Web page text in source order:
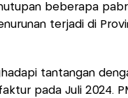
beberapa
terjadi di
tantangan
pada Juli 2024.